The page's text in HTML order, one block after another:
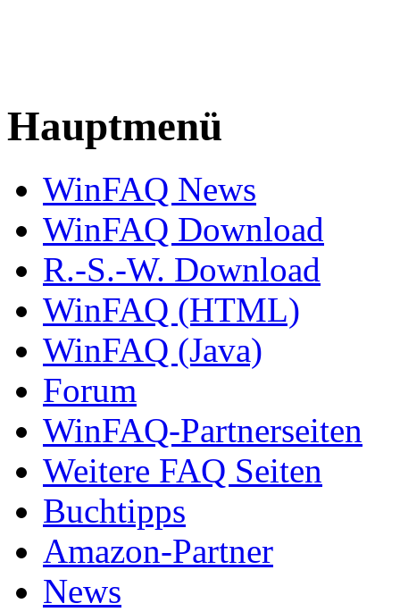
Hauptmenü
WinFAQ News
WinFAQ Download
R.-S.-W. Download
WinFAQ (HTML)
WinFAQ (Java)
Forum
WinFAQ-Partnerseiten
Weitere FAQ Seiten
Buchtipps
Amazon-Partner
News